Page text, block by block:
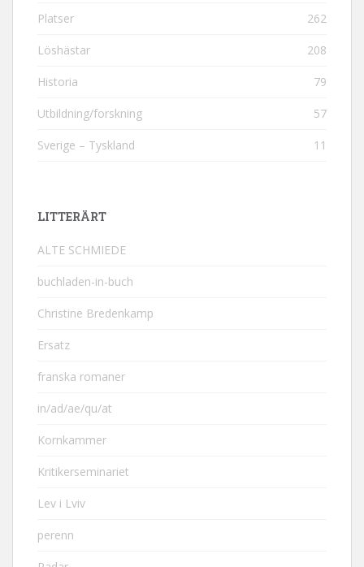
Platser 262
Löshästar 208
Historia 79
Utbildning/forskning 57
Sverige – Tyskland 11
LITTERÄRT
ALTE SCHMIEDE
buchladen-in-buch
Christine Bredenkamp
Ersatz
franska romaner
in/ad/ae/qu/at
Kornkammer
Kritikerseminariet
Lev i Lviv
perenn